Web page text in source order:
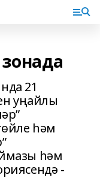
21
уңайлы
һәм
һәм
-